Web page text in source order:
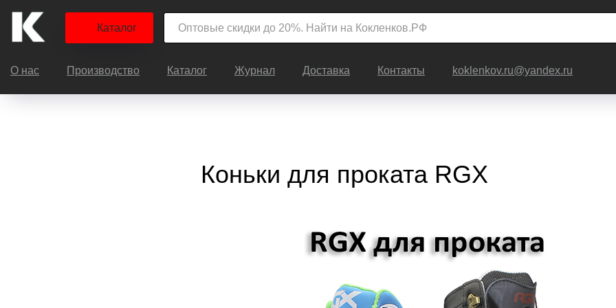
Каталог
О нас Производство Каталог Журнал Доставка Контакты koklenkov.ru@yandex.ru
Коньки для проката RGX